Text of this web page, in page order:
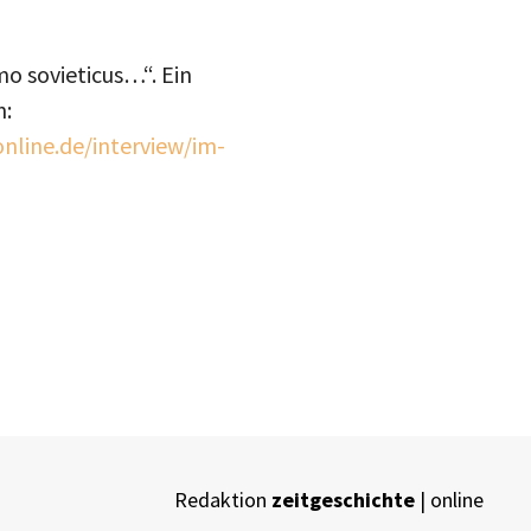
sovieticus…“. Ein
interview/im-
Redaktion zeitgeschichte | online